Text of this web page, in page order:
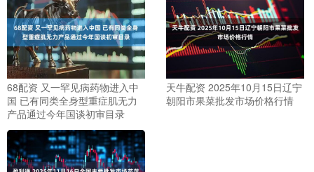
68配资 又一罕见病药物进入中
国 已有同类全身型重症肌无力
产品通过今年国谈初审目录
天牛配资 2025年10月15日辽宁
朝阳市果菜批发市场价格行情